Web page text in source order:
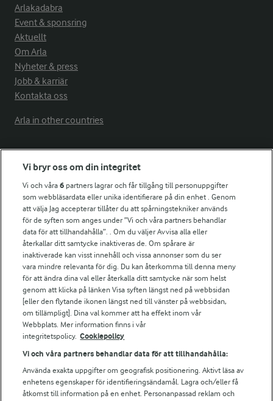
Arlakadabra
Event & sponsring
Aktuellt
Om Arla
Nyheter & press
Jobb & karriär
Kontakta oss
Arla in other countries
Fler Arlasajter
För ägare
Arlas kundportal
Arla.com
Falbygdens Ost
Arla webbshop
Bildbank
Följ oss
Vi bryr oss om din integritet
Vi och våra6 partners lagrar och får tillgång till personuppgifter
som webbläsardata eller unika identifierare på din enhet . Genom
att välja Jag accepterar tillåter du att spårningstekniker används
för de syften som anges under ”Vi och våra partners behandlar
data för att tillhandahålla”. . Om du väljer Avvisa alla eller
återkallar ditt samtycke inaktiveras de. Om spårare är
inaktiverade kan visst innehåll och vissa annonser som du ser
vara mindre relevanta för dig. Du kan återkomma till denna meny
för att ändra dina val eller återkalla ditt samtycke när som helst
genom att klicka på länken Visa syften längst ned på webbsidan
[eller den flytande ikonen längst ned till vänster på webbsidan,
om tillämpligt]. Dina val kommer att ha effekt inom vår
Webbplats. Mer information finns i vår
integritetspolicy. Cookiepolicy
Vi och våra partners behandlar data för att tillhandahålla:
Använda exakta uppgifter om geografisk positionering. Aktivt läsa av
enhetens egenskaper för identifieringsändamål. Lagra och/eller få
åtkomst till information på en enhet. Personanpassad reklam och